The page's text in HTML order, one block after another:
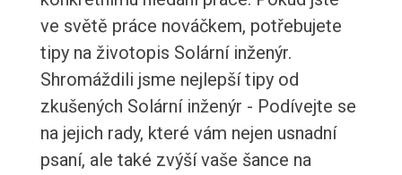
ve světě práce nováčkem, potřebujete
tipy na životopis Solární inženýr.
Shromáždili jsme nejlepší tipy od
zkušených Solární inženýr - Podívejte se
na jejich rady, které vám nejen usnadní
psaní, ale také zvýší vaše šance na